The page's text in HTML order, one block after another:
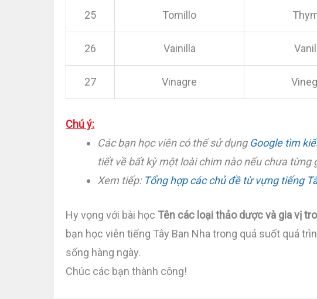
25 Tomillo
26 Vainilla
27 Vinagre
Chú ý:
Các bạn học viên có thể sử dụng Google tìm
tiết về bất kỳ một loài chim nào nếu chưa từng
Xem tiếp: Tổng hợp các chủ đề từ vựng tiếng
Hy vọng với bài học Tên các loại thảo dược và gia vị
bạn học viên tiếng Tây Ban Nha trong quá suốt quá
sống hàng ngày.
Chúc các bạn thành công!